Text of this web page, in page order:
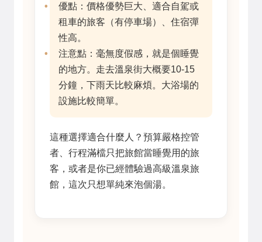
優點：價格優勢巨大、適合自駕或
租車的旅客（有停車場）、住宿彈
性高。
注意點：毫無度假感，就是個睡覺
的地方。走去溫泉街大概要10-15
分鐘，下雨天比較麻煩。大浴場的
設施比較簡單。
這種選擇適合什麼人？預算嚴格控管
者、行程滿檔只把旅館當睡覺用的旅
客，或者是你已經體驗過高級溫泉旅
館，這次只想單純來泡個湯。